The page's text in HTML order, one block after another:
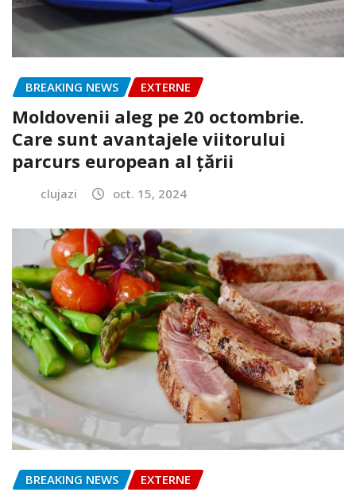
BREAKING NEWS EXTERNE
Moldovenii aleg pe 20 octombrie.
Care sunt avantajele viitorului
parcurs european al țării
clujazi oct. 15, 2024
BREAKING NEWS EXTERNE